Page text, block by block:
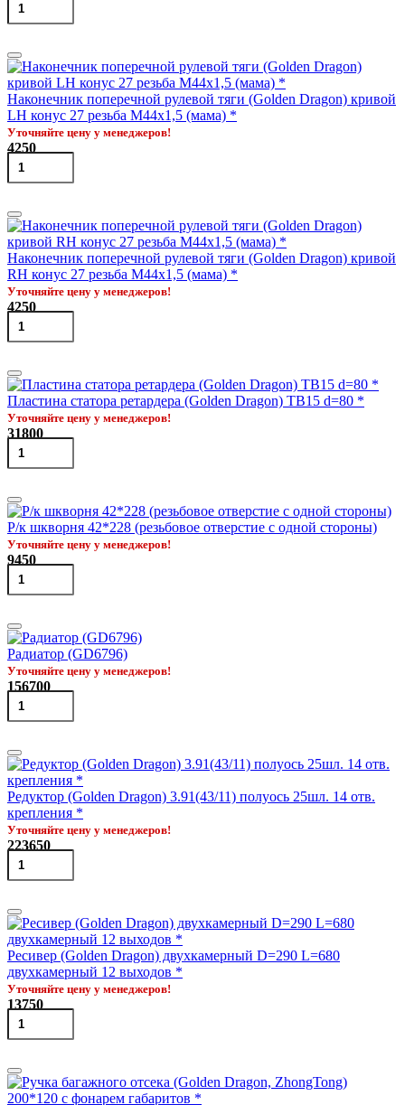
Наконечник поперечной рулевой тяги (Golden Dragon) кривой
LH конус 27 резьба M44х1,5 (мама) *
Уточняйте цену у менеджеров!
4250
Наконечник поперечной рулевой тяги (Golden Dragon) кривой
RH конус 27 резьба M44х1,5 (мама) *
Уточняйте цену у менеджеров!
4250
Пластина статора ретардера (Golden Dragon) TB15 d=80 *
Уточняйте цену у менеджеров!
31800
Р/к шкворня 42*228 (резьбовое отверстие с одной стороны)
Уточняйте цену у менеджеров!
9450
Радиатор (GD6796)
Уточняйте цену у менеджеров!
156700
Редуктор (Golden Dragon) 3.91(43/11) полуось 25шл. 14 отв.
крепления *
Уточняйте цену у менеджеров!
223650
Ресивер (Golden Dragon) двухкамерный D=290 L=680
двухкамерный 12 выходов *
Уточняйте цену у менеджеров!
13750